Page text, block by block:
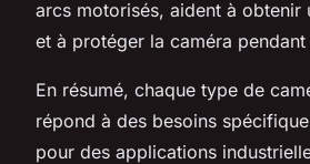
arcs motorisés, aident à obtenir
et à protéger la caméra
En résumé, chaque type de
répond à des besoins
pour des applications